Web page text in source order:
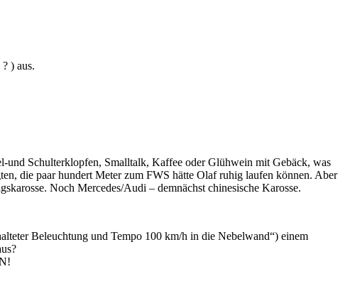
) aus.
und Schulterklopfen, Smalltalk, Kaffee oder Glühwein mit Gebäck, was
die paar hundert Meter zum FWS hätte Olaf ruhig laufen können. Aber
Noch Mercedes/Audi – demnächst chinesische Karosse.
Beleuchtung und Tempo 100 km/h in die Nebelwand“) einem